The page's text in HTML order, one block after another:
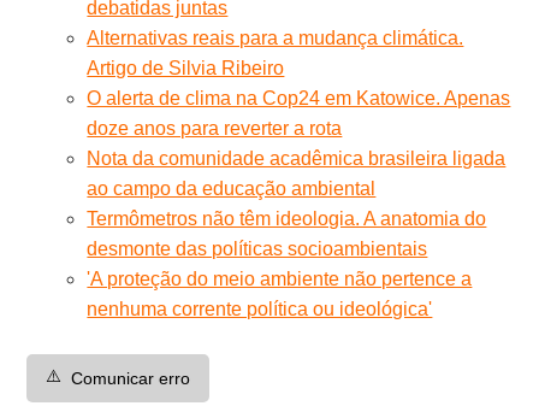
debatidas juntas
Alternativas reais para a mudança climática.
Artigo de Silvia Ribeiro
O alerta de clima na Cop24 em Katowice. Apenas
doze anos para reverter a rota
Nota da comunidade acadêmica brasileira ligada
ao campo da educação ambiental
Termômetros não têm ideologia. A anatomia do
desmonte das políticas socioambientais
'A proteção do meio ambiente não pertence a
nenhuma corrente política ou ideológica'
⚠️ Comunicar erro